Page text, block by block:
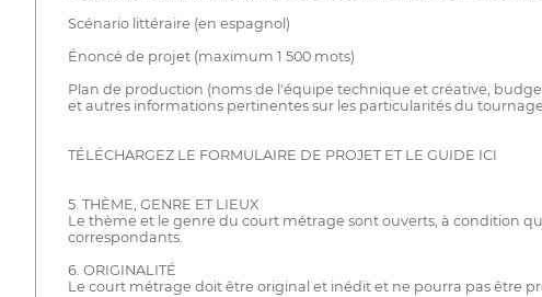
Scénario littéraire (en espagnol)
Énoncé de projet (maximum 1 500 mots)
Plan de production (noms de l'équipe technique et créative,
et autres informations pertinentes sur les particularités du
TÉLÉCHARGEZ LE FORMULAIRE DE PROJET ET LE GUIDE ICI
5. THÈME, GENRE ET LIEUX
Le thème et le genre du court métrage sont ouverts, à condition
correspondants.
6. ORIGINALITÉ
Le court métrage doit être original et inédit et ne pourra pas être